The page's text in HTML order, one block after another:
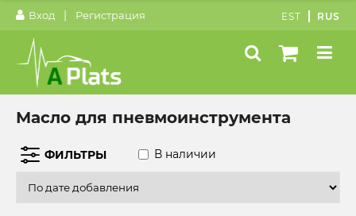
Вход | Регистрация EST RUS
Масло для пневмоинструмента
ФИЛЬТРЫ В наличии